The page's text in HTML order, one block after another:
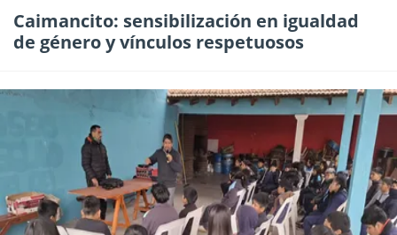
Caimancito: sensibilización en igualdad
de género y vínculos respetuosos